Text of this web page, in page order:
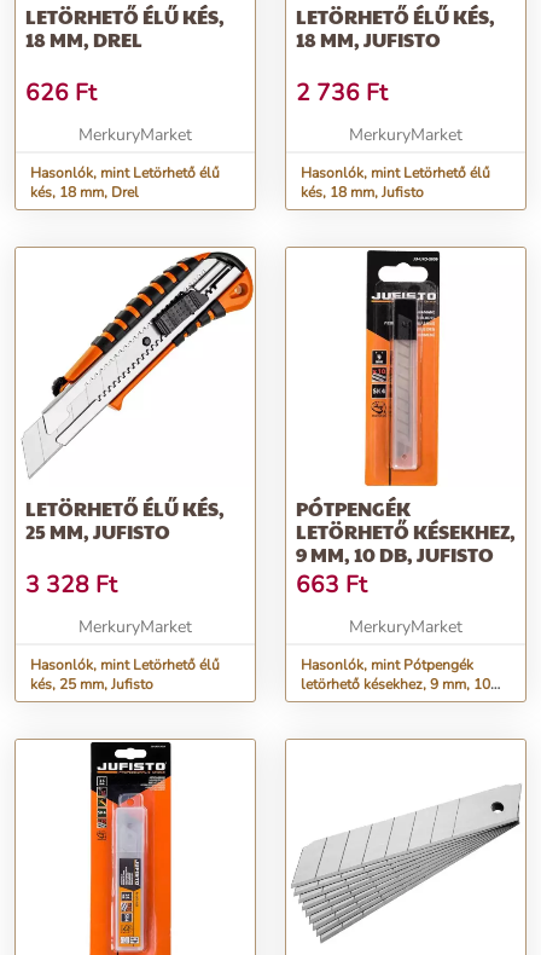
LETÖRHETŐ ÉLŰ KÉS,
18 MM, DREL
626 Ft
MerkuryMarket
Hasonlók, mint Letörhető élű
kés, 18 mm, Drel
LETÖRHETŐ ÉLŰ KÉS,
18 MM, JUFISTO
2 736 Ft
MerkuryMarket
Hasonlók, mint Letörhető élű
kés, 18 mm, Jufisto
LETÖRHETŐ ÉLŰ KÉS,
25 MM, JUFISTO
3 328 Ft
MerkuryMarket
Hasonlók, mint Letörhető élű
kés, 25 mm, Jufisto
PÓTPENGÉK
LETÖRHETŐ KÉSEKHEZ,
9 MM, 10 DB, JUFISTO
663 Ft
MerkuryMarket
Hasonlók, mint Pótpengék
letörhető késekhez, 9 mm, 10
db, Jufisto